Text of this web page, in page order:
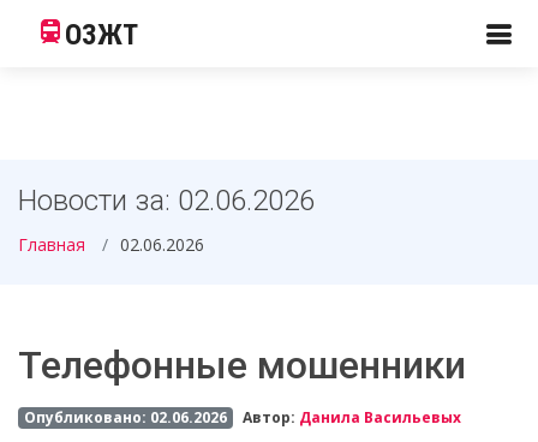
ОЗЖТ
Новости за: 02.06.2026
Главная 02.06.2026
Телефонные мошенники
Опубликовано: 02.06.2026 Автор: Данила Васильевых